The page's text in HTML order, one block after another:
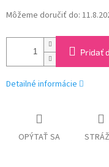
Môžeme doručiť do:
Pridať
Detailné informácie
OPÝTAŤ SA